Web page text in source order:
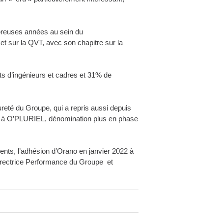
années au sein du
sur la QVT, avec son chapitre sur la
d’ingénieurs et cadres et 31% de
du Groupe, qui a repris aussi depuis
O’PLURIEL, dénomination plus en phase
l’adhésion d’Orano en janvier 2022 à
Performance du Groupe et